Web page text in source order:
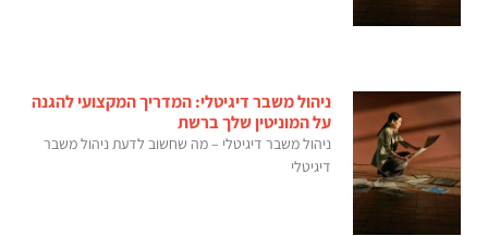
ניהול משבר דיגיטלי: המדריך המקצועי להגנה
על המוניטין שלך ברשת
ניהול משבר דיגיטלי – מה שחשוב לדעת ניהול משבר
דיגיטלי